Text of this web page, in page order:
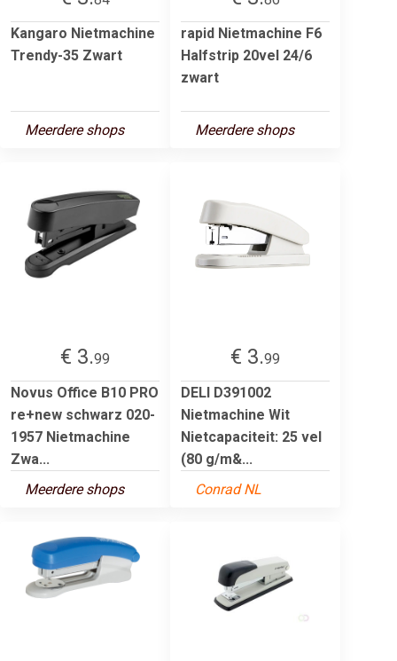
Kangaro Nietmachine
Trendy-35 Zwart
Meerdere shops
rapid Nietmachine F6
Halfstrip 20vel 24/6
zwart
Meerdere shops
€ 3.99
Novus Office B10 PRO
re+new schwarz 020-
1957 Nietmachine
Zwa...
Meerdere shops
€ 3.99
DELI D391002
Nietmachine Wit
Nietcapaciteit: 25 vel
(80 g/m&...
Conrad NL